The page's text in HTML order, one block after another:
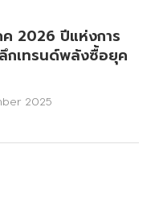
2026 ปีแห่งการ
ลึกเทรนด์พลังซื้อยุค
2025